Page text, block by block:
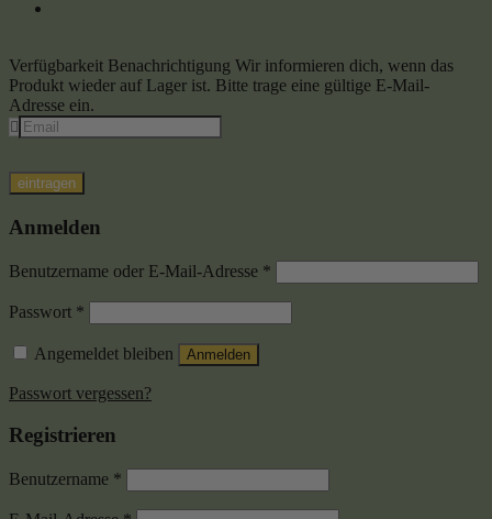
Verfügbarkeit Benachrichtigung Wir informieren dich, wenn das
Produkt wieder auf Lager ist. Bitte trage eine gültige E-Mail-
Adresse ein.
eintragen
Anmelden
Benutzername oder E-Mail-Adresse *
Passwort *
Angemeldet bleiben Anmelden
Passwort vergessen?
Registrieren
Benutzername *